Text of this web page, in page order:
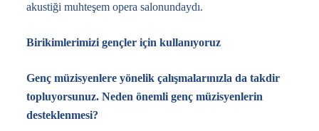
akustiği muhteşem opera salonundaydı.
Birikimlerimizi gençler için kullanıyoruz
Genç müzisyenlere yönelik çalışmalarınızla da takdir
topluyorsunuz. Neden önemli genç müzisyenlerin
desteklenmesi?